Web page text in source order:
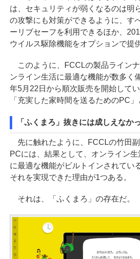
は、セキュリティが弱くなるのは明
の攻撃にも対策ができるように、す
ーリブセーフを利用できるほか、
ウイルス駆除機能をオプションで提
このように、FCCLの製品ライン
ンライン生活に最適な機能が数多く
年5月22日から順次販売を開始してい
「充実した家時間を送るためのPC」
「ふくまろ」抜きには成しえなか
先に触れたように、FCCLの竹田
PCには、結果として、オンライン
に最適な機能がビルトインされてい
それを実現できた理由が1つある。
それは、「ふくまろ」の存在だ。